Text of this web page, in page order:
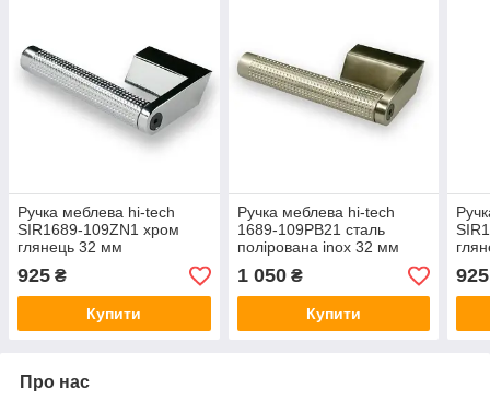
Ручка меблева hi-tech
SIR1689-109ZN1 хром
глянець 32 мм
925 ₴
Купити
Ручка меблева hi-tech
1689-109PB21 сталь
полірована inox 32 мм
1 050₴
Купити
925
Про нас